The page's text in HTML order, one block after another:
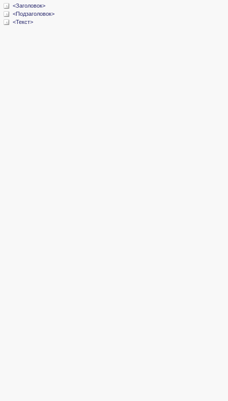
<Заголовок>
<Подзаголовок>
<Текст>